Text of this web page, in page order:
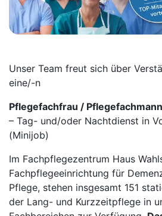
Unser Team freut sich über
eine/-n
Pflegefachfrau /
– Tag- und/oder Nachtdienst in
(Minijob)
Im Fachpflegezentrum Haus
Fachpflegeeinrichtung für
Pflege, stehen insgesamt 151
der Lang- und Kurzzeitpflege in